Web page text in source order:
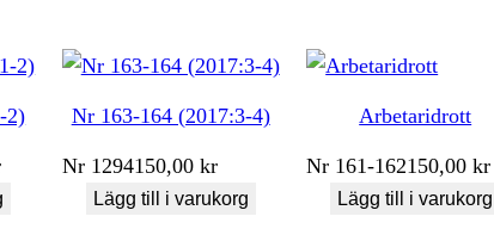
2) Nr 163-164 (2017:3-4)
Nr 1294150,00 kr
Lägg till i varukorg
Arbetaridrott
Nr 161-162150,00kr
Lägg till i varukorg